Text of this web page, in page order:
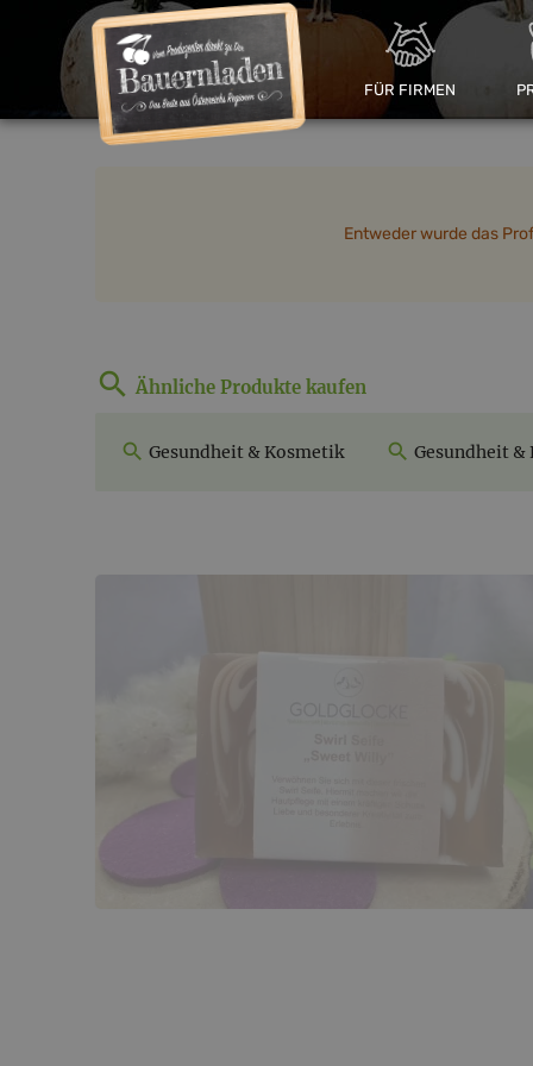
FÜR FIRMEN
Entweder wurde das
Ähnliche Produkte kaufen
Gesundheit & Kosmetik Gesundheit &